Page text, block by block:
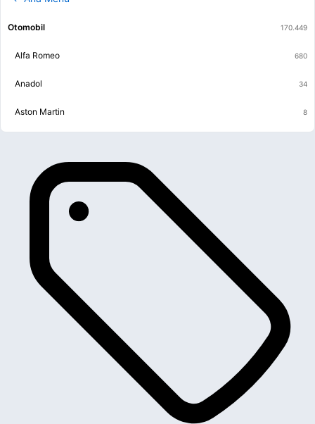
Otomobil
Alfa Romeo
Anadol
Aston Martin
Buick
Chery